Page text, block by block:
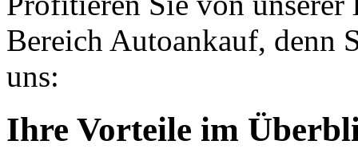
Bereich Autoankauf, denn
uns:
Ihre Vorteile im